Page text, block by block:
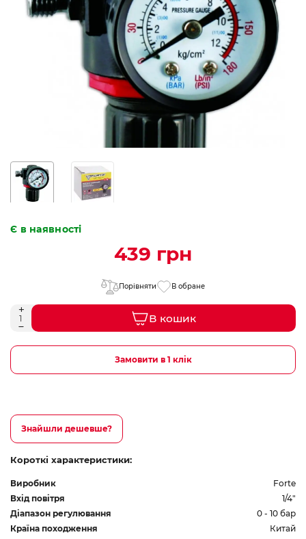
Є в наявності
439 грн
Порівняти В обране
В кошик
Замовити в 1 клік
Знайшли дешевше?
Короткі характеристики:
Виробник
Forte
Вхід повітря
1/4"
Діапазон регулювання
0 - 10 бар
Країна походження
Китай